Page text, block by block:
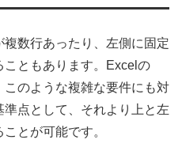
数行あったり、左側に固定
こともあります。Excelの
このような複雑な要件にも対
点として、それより上と左
とが可能です。